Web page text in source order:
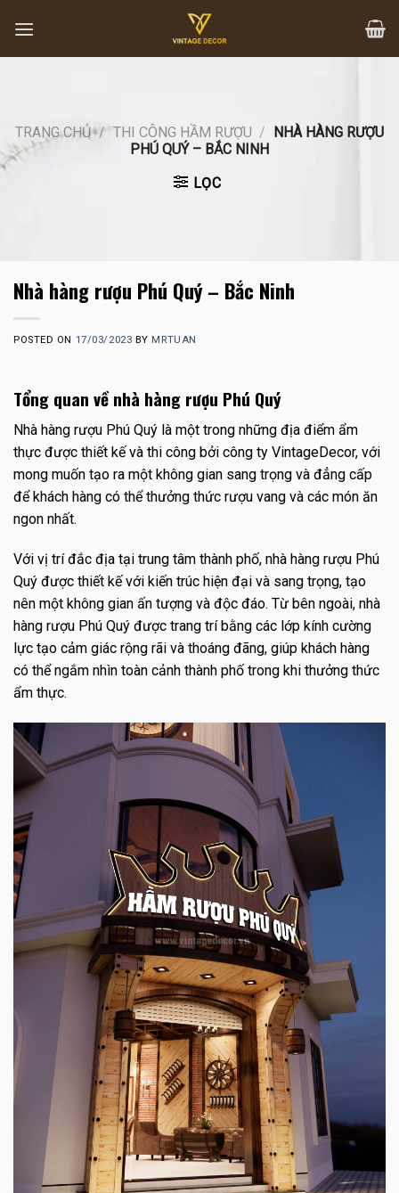
content
TRANG CHỦ / THI CÔNG HẦM RƯỢU / NHÀ HÀNG RƯỢU
PHÚ QUÝ – BẮC NINH
LỌC
Nhà hàng rượu Phú Quý – Bắc Ninh
POSTED ON 17/03/2023 BY MRTUAN
Tổng quan về nhà hàng rượu Phú Quý
Nhà hàng rượu Phú Quý là một trong những địa điểm ẩm
thực được thiết kế và thi công bởi công ty VintageDecor, với
mong muốn tạo ra một không gian sang trọng và đẳng cấp
để khách hàng có thể thưởng thức rượu vang và các món ăn
ngon nhất.
Với vị trí đắc địa tại trung tâm thành phố, nhà hàng rượu Phú
Quý được thiết kế với kiến trúc hiện đại và sang trọng, tạo
nên một không gian ấn tượng và độc đáo. Từ bên ngoài, nhà
hàng rượu Phú Quý được trang trí bằng các lớp kính cường
lực tạo cảm giác rộng rãi và thoáng đãng, giúp khách hàng
có thể ngắm nhìn toàn cảnh thành phố trong khi thưởng thức
ẩm thực.